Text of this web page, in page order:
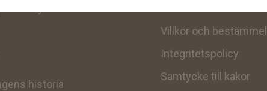
historia
Villkor och
Integritetspolicy
Samtycke till kakor